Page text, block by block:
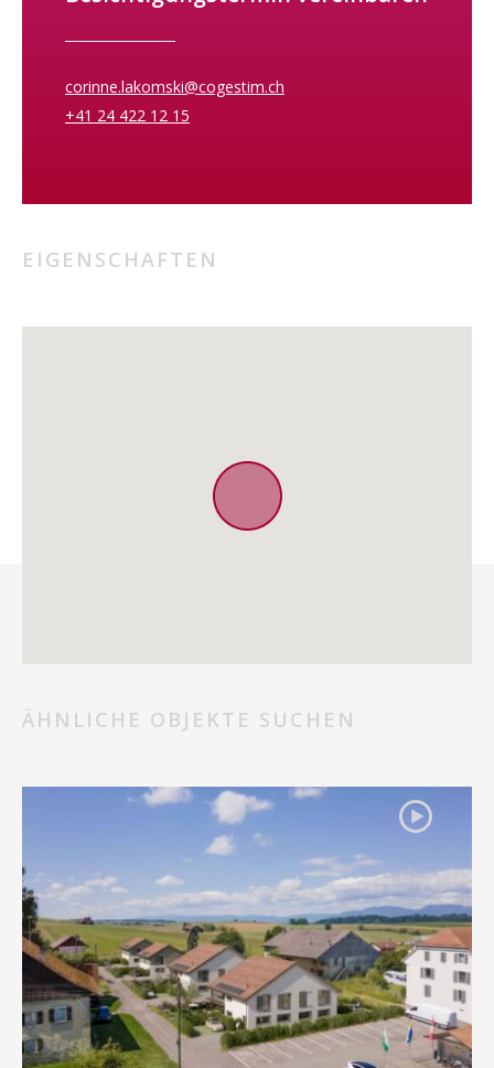
corinne.lakomski@cogestim.ch
+41 24 422 12 15
EIGENSCHAFTEN
ÄHNLICHE OBJEKTE SUCHEN